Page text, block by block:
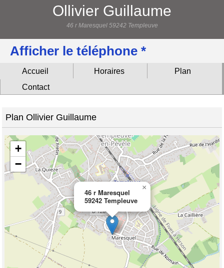
Ollivier Guillaume
46 r Maresquel 59242 Templeuve
Afficher le téléphone *
Accueil Horaires
Plan
Contact
Plan Ollivier Guillaume
46 r Maresquel
59242 Templeuve
×
+
−